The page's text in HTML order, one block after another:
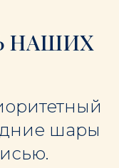
НАШИХ
шары